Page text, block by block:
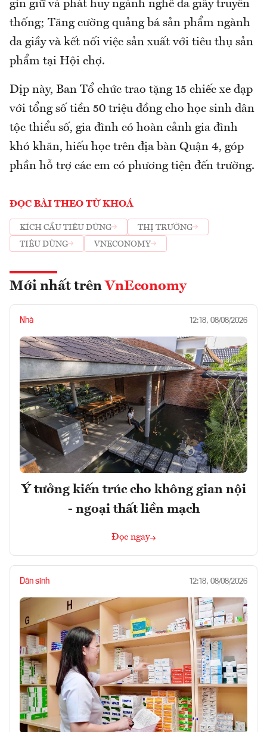
gìn giữ và phát huy ngành nghề da giầy truyền
thống; Tăng cường quảng bá sản phẩm ngành
da giầy và kết nối việc sản xuất với tiêu thụ sản
phẩm tại Hội chợ.
Dịp này, Ban Tổ chức trao tặng 15 chiếc xe đạp
với tổng số tiền 50 triệu đồng cho học sinh dân
tộc thiểu số, gia đình có hoàn cảnh gia đình
khó khăn, hiếu học trên địa bàn Quận 4, góp
phần hỗ trợ các em có phương tiện đến trường.
ĐỌC BÀI THEO TỪ KHOÁ
KÍCH CẦU TIÊU DÙNG
THỊ TRƯỜNG
TIÊU DÙNG
VNECONOMY
Mới nhất trên VnEconomy
Nhà 12:18, 08/08/2026
Ý tưởng kiến trúc cho không gian nội
- ngoại thất liền mạch
Đọc ngay
Dân sinh 12:18, 08/08/2026